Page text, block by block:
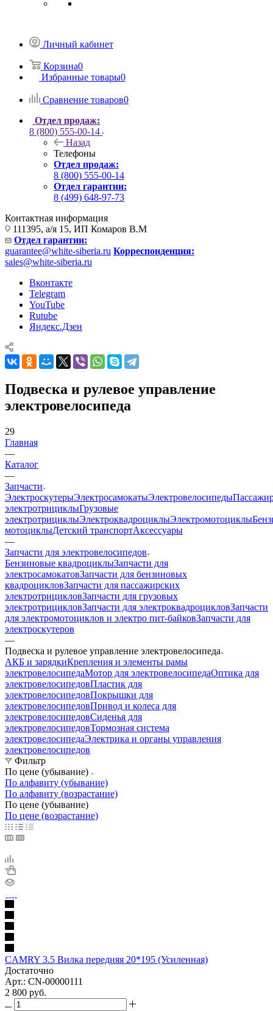
Личный кабинет
Корзина0
Избранные товары0
Сравнение товаров0
Отдел продаж:
8 (800) 555-00-14
Назад
Телефоны
Отдел продаж:
8 (800) 555-00-14
Отдел гарантии:
8 (499) 648-97-73
Контактная информация
111395, а/я 15, ИП Комаров В.М
Отдел гарантии:
guarantee@white-siberia.ru Корреспонденция:
sales@white-siberia.ru
Вконтакте
Telegram
YouTube
Rutube
Яндекс.Дзен
Подвеска и рулевое управление
электровелосипеда
29
Главная
—
Каталог
—
Запчасти
ЭлектроскутерыЭлектросамокатыЭлектровелосипеды
электротрициклыГрузовые
электротрициклыЭлектроквадроциклыЭлектромотоциклы
мотоциклыДетский транспортАксессуары
—
Запчасти для электровелосипедов
Бензиновые квадроциклыЗапчасти для
электросамокатовЗапчасти для бензиновых
квадроцикловЗапчасти для пассажирских
электротрицикловЗапчасти для грузовых
электротрицикловЗапчасти для электроквадроцикловЗапчасти
для электромотоциклов и электро пит-байковЗапчасти для
электроскутеров
—
Подвеска и рулевое управление электровелосипеда
АКБ и зарядкиКрепления и элементы рамы
электровелосипедаМотор для электровелосипедаОптика для
электровелосипедовПластик для
электровелосипедовПокрышки для
электровелосипедовПривод и колеса для
электровелосипедовСиденья для
электровелосипедовТормозная система
электровелосипедаЭлектрика и органы управления
электровелосипедов
Фильтр
По цене (убывание)
По алфавиту (убывание)
По алфавиту (возрастание)
По цене (убывание)
По цене (возрастание)
CAMRY 3.5 Вилка передняя 20*195 (Усиленная)
Достаточно
Арт.: CN-00000111
2 800 руб.